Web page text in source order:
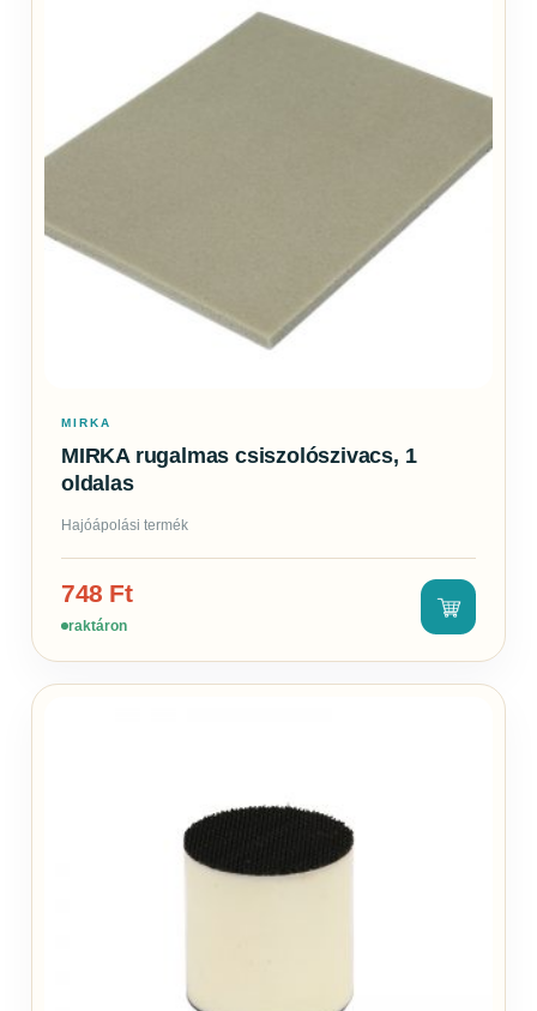
MIRKA
MIRKA rugalmas csiszolószivacs, 1
oldalas
Hajóápolási termék
748 Ft
raktáron